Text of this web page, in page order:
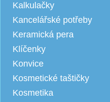
Kalkulačky
Kancelářské potřeby
Keramická pera
Klíčenky
Konvice
Kosmetické taštičky
Kosmetika